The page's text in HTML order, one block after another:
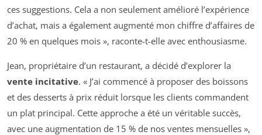
ces suggestions. Cela a non seulement amélioré l’expérience
d’achat, mais a également augmenté mon chiffre d’affaires de
20 % en quelques mois », raconte-t-elle avec enthousiasme.
Jean, propriétaire d’un restaurant, a décidé d’explorer la
vente incitative. « J’ai commencé à proposer des boissons
et des desserts à prix réduit lorsque les clients commandent
un plat principal. Cette approche a été un véritable succès,
avec une augmentation de 15 % de nos ventes mensuelles »,